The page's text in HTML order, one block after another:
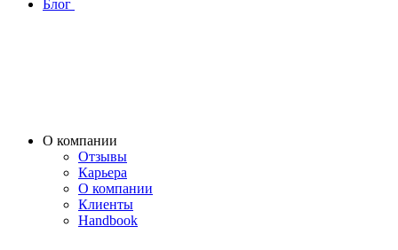
Блог
О компании
Отзывы
Карьера
О компании
Клиенты
Handbook